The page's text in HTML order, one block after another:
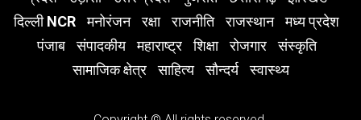
दिल्ली NCR
मनोरंजन रक्षा राजनीति राजस्थान
मध्य प्रदेश
पंजाब
संपादकीय महाराष्ट्र शिक्षा रोजगार
संस्कृति
सामाजिक क्षेत्र
साहित्य सौन्दर्य स्वास्थ्य